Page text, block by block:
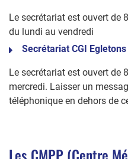
Le secrétariat est ouvert de
du lundi au vendredi
Secrétariat CGI Egletons
Le secrétariat est ouvert de
mercredi. Laisser un
téléphonique en dehors de
Les CMPP (Centre